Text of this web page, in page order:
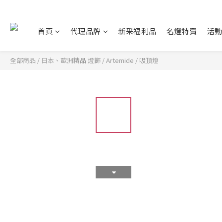
首頁 代理品牌 新采福利品 名燈特賣 活
全部商品 / 日本、歐洲精品 燈飾 /Artemide / 吸頂燈